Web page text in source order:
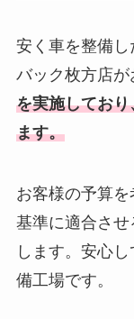
安く車を整備
バック枚方店が
を実施してお
ます。
お客様の予算
基準に適合さ
します。安心
備工場です。